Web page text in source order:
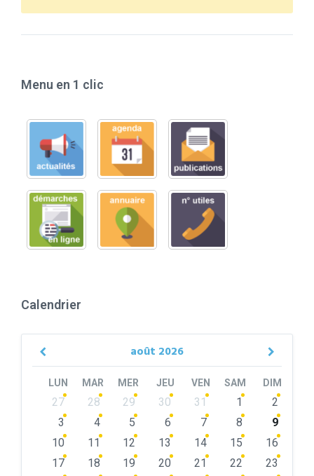
Menu en 1 clic
Calendrier
août 2026
Previous
LUN MAR MER JEU VEN SAM DIM
Skip
calendar
27 28 29 30 31 1
2
3
4 5 6 7 8
9
10
11 12 13 14 15
16
17
18 19 20 21 22
23